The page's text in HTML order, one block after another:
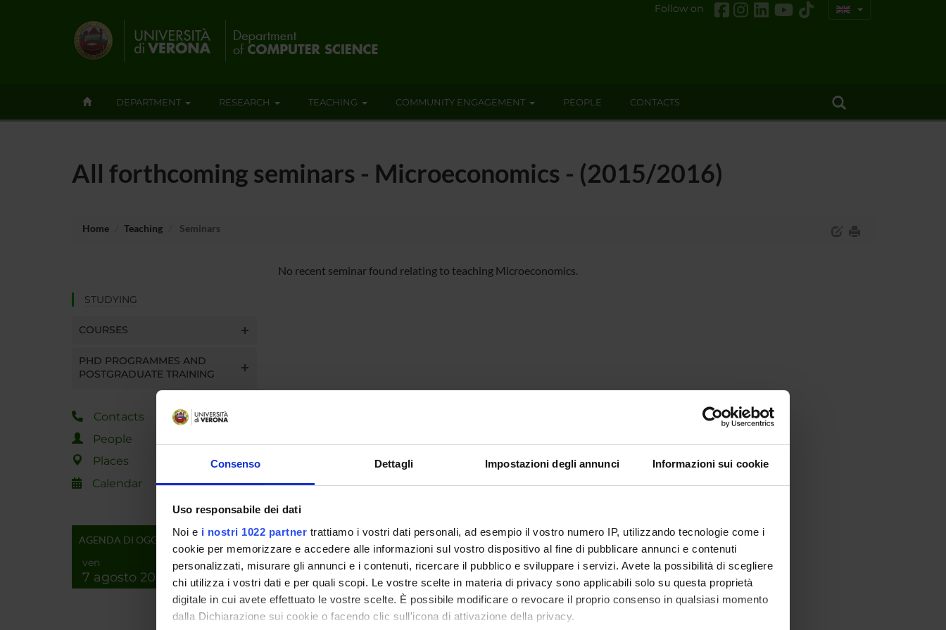
Consenso Dettagli Impostazioni degli annunci Informazioni sui cookie
Uso responsabile dei dati
Noi e i nostri 1022 partner trattiamo i vostri dati personali, ad esempio il vostro numero IP, utilizzando tecnologie come i
cookie per memorizzare e accedere alle informazioni sul vostro dispositivo al fine di pubblicare annunci e contenuti
personalizzati, misurare gli annunci e i contenuti, ricercare il pubblico e sviluppare i servizi. Avete la possibilità di scegliere
chi utilizza i vostri dati e per quali scopi. Le vostre scelte in materia di privacy sono applicabili solo su questa proprietà
digitale in cui avete effettuato le vostre scelte. È possibile modificare o revocare il proprio consenso in qualsiasi momento
dalla Dichiarazione sui cookie o facendo clic sull'icona di attivazione della privacy.
Follow on
DEPARTMENT RESEARCH TEACHING COMMUNITY ENGAGEMENT PEOPLE CONTACTS
All forthcoming seminars - Microeconomics - (2015/2016)
Home Teaching Seminars
STUDYING
COURSES
PHD PROGRAMMES AND
POSTGRADUATE TRAINING
Contacts
People
Places
Calendar
AGENDA DI OGGI
ven
7 agosto 2026
No recent seminar found relating to teaching Microeconomics.